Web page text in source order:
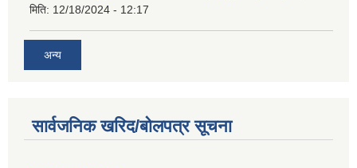
मिति: 12/18/2024 - 12:17
अन्य
सार्वजनिक खरिद/बोलपत्र सूचना